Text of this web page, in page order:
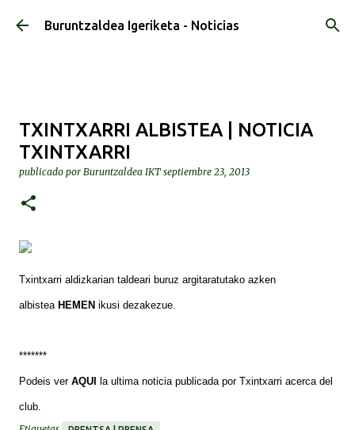
Ir al contenido principal
Buruntzaldea Igeriketa - Noticias
TXINTXARRI ALBISTEA | NOTICIA
TXINTXARRI
publicado por Buruntzaldea IKT septiembre 23, 2013
Txintxarri aldizkarian taldeari buruz argitaratutako azken
albistea HEMEN ikusi dezakezue.
*******
Podeis ver AQUI la ultima noticia publicada por Txintxarri acerca del
club.